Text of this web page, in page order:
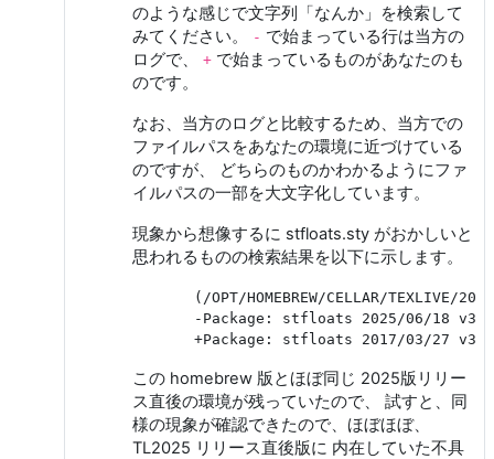
のような感じで文字列「なんか」を検索して
みてください。
- で始まっている行は当方の
ログで、
+で始まっているものがあなたのも
のです。
なお、当方のログと比較するため、当方での
ファイルパスをあなたの環境に近づけている
のですが、 どちらのものかわかるようにファ
イルパスの一部を大文字化しています。
現象から想像するに stfloats.sty がおかしいと
思われるものの検索結果を以下に示します。
(/OPT/HOMEBREW/CELLAR/TEXLIVE/
-Package: stfloats 2025/06/18
この homebrew 版とほぼ同じ 2025版リリー
ス直後の環境が残っていたので、 試すと、同
様の現象が確認できたので、ほぼほぼ、
TL2025 リリース直後版に 内在していた不具